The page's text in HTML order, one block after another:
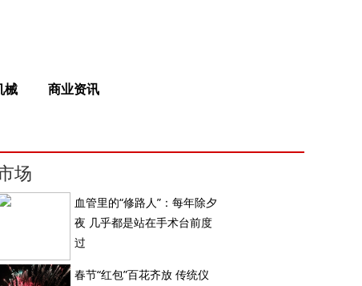
械 商业资讯
场
血管里的“修路人”：每年除夕
夜 几乎都是站在手术台前度
过
春节“红包”百花齐放 传统仪